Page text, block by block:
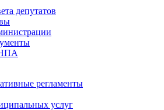
депутатов
регламенты
услуг